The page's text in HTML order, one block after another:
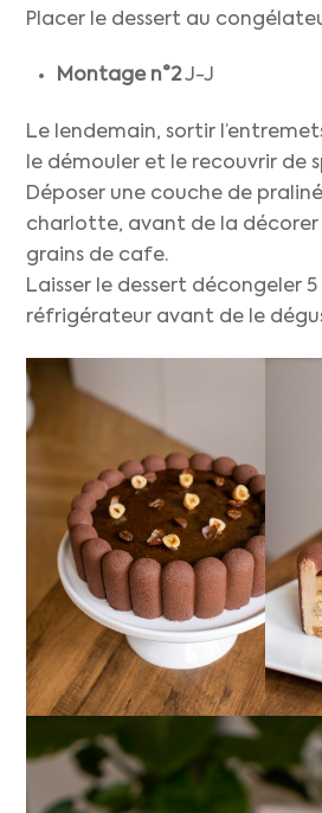
Placer le dessert au
Montage n°2J-J
Le lendemain, sortir
le démouler et le recouvrir de
Déposer une couche de
charlotte, avant de la décorer
grains de cafe.
Laisser le dessert décongeler 5
réfrigérateur avant de le